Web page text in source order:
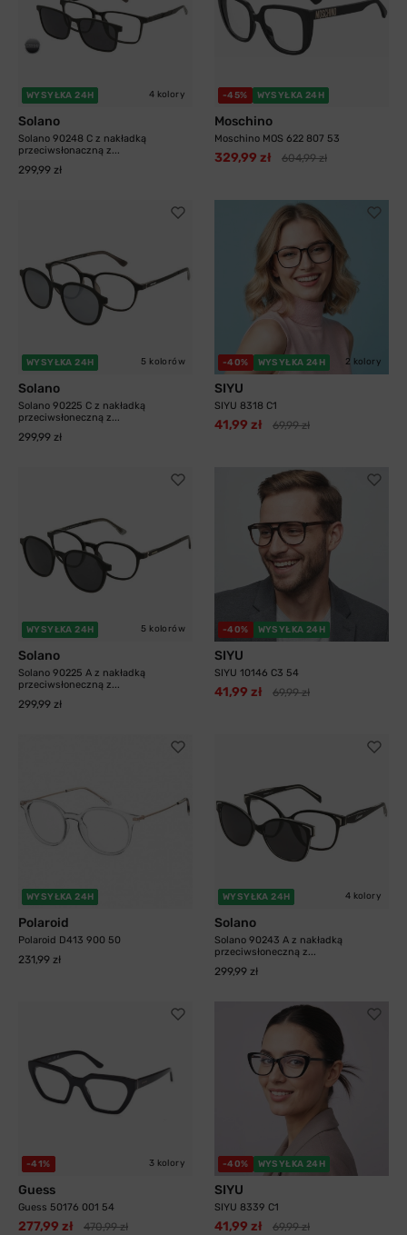
WYSYŁKA 24H 4 kolory
Solano
Solano 90248 C z nakładką
przeciwsłonaczną z...
299,99 zł
-45% WYSYŁKA 24H
Moschino
Moschino MOS 622 807 53
329,99 zł 604,99 zł
WYSYŁKA 24H 5 kolorów
Solano
Solano 90225 C z nakładką
przeciwsłoneczną z...
299,99 zł
-40% WYSYŁKA 24H 2 kolory
SIYU
SIYU 8318 C1
41,99 zł 69,99 zł
WYSYŁKA 24H 5 kolorów
Solano
Solano 90225 A z nakładką
przeciwsłoneczną z...
299,99 zł
-40% WYSYŁKA 24H
SIYU
SIYU 10146 C3 54
41,99 zł 69,99 zł
WYSYŁKA 24H
Polaroid
Polaroid D413 900 50
231,99 zł
WYSYŁKA 24H 4 kolory
Solano
Solano 90243 A z nakładką
przeciwsłoneczną z...
299,99 zł
-41% 3 kolory
Guess
Guess 50176 001 54
277,99 zł 470,99 zł
-40% WYSYŁKA 24H
SIYU
SIYU 8339 C1
41,99 zł 69,99 zł